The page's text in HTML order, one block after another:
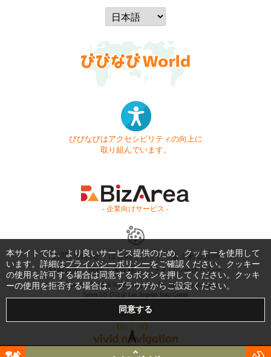
びびなびはアクセシビリティの向上に
取り組んでいます。
- 企業向けサービス -
お問い合わせ はじめてガイド
よくある質問
利用規約
商標・著作権 プライバシーポリシー
Copyright © 1999-2026 Vivid Navigation, Inc. All Rights Reserved.
Server US (75) @ Los Angeles Data Center
本サイトでは、より良いサービス提供のため、クッキーを使用して
います。詳細はプライバシーポリシーをご確認ください。クッキー
の使用を許可する場合は同意するボタンを押してください。クッキ
ーの使用を拒否する場合は、ブラウザからご設定ください。